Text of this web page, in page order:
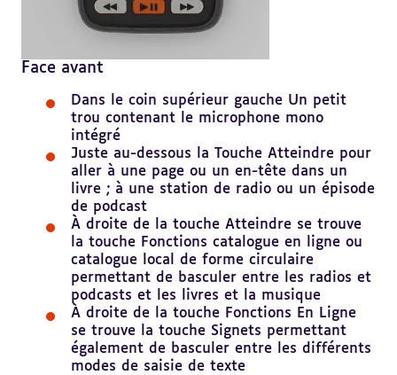
Face avant
Dans le coin supérieur gauche Un petit
trou contenant le microphone mono
intégré
Juste au-dessous la Touche Atteindre pour
aller à une page ou un en-tête dans un
livre ; à une station de radio ou un épisode
de podcast
À droite de la touche Atteindre se trouve
la touche Fonctions catalogue en ligne ou
catalogue local de forme circulaire
permettant de basculer entre les radios et
podcasts et les livres et la musique
À droite de la touche Fonctions En Ligne
se trouve la touche Signets permettant
également de basculer entre les différents
modes de saisie de texte